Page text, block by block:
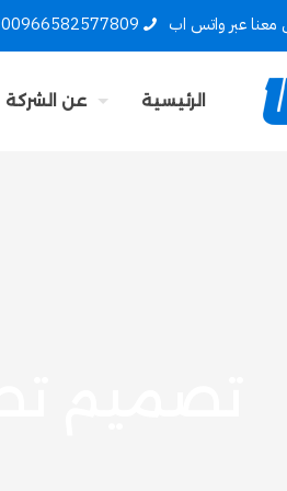
معنا عبر واتس اب 00966582577809
الرئيسية عن الشركة